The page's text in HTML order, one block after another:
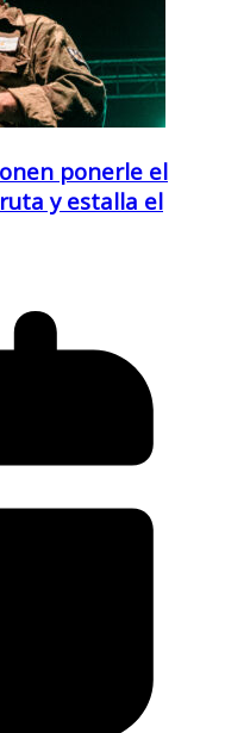
ponerle el
y estalla el